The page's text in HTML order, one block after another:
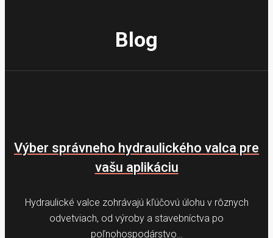
Blog
Výber správneho hydraulického valca pre
vašu aplikáciu
Hydraulické valce zohrávajú kľúčovú úlohu v rôznych
odvetviach, od výroby a stavebníctva po
poľnohospodárstvo…